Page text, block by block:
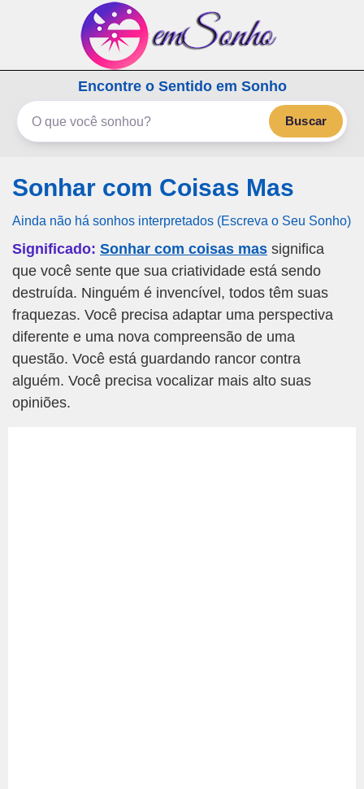
emSonho.com
Os sonhos significam mais
Encontre o Sentido em Sonho
Buscar
Sonhar com Coisas Mas
Ainda não há sonhos interpretados (Escreva o Seu Sonho)
Significado: Sonhar com coisas mas significa
que você sente que sua criatividade está sendo
destruída. Ninguém é invencível, todos têm suas
fraquezas. Você precisa adaptar uma perspectiva
diferente e uma nova compreensão de uma
questão. Você está guardando rancor contra
alguém. Você precisa vocalizar mais alto suas
opiniões.